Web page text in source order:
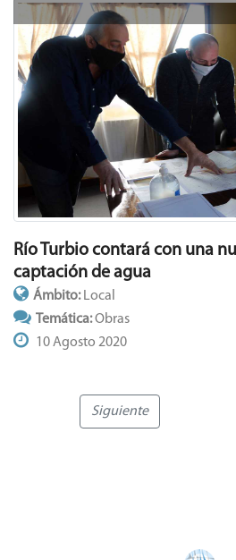
Río Turbio contará con una
captación de agua
Ámbito:Local
Temática:Obras
10 Agosto 2020
Siguiente